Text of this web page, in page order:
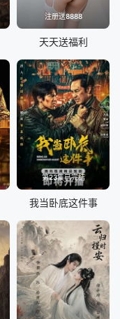
注册送8888
天天送福利
第23集已完结
我当卧底这件事